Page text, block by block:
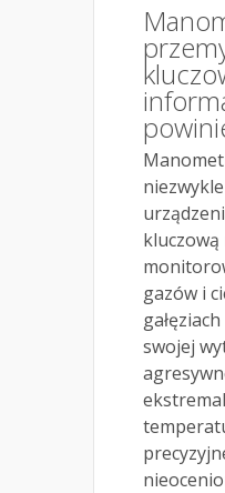
gazów i
swojej